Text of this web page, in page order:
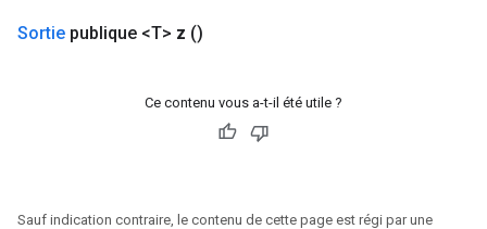
Sortie publique <T> z ()
Ce contenu vous a-t-il été utile ?
Sauf indication contraire, le contenu de cette page est régi par une